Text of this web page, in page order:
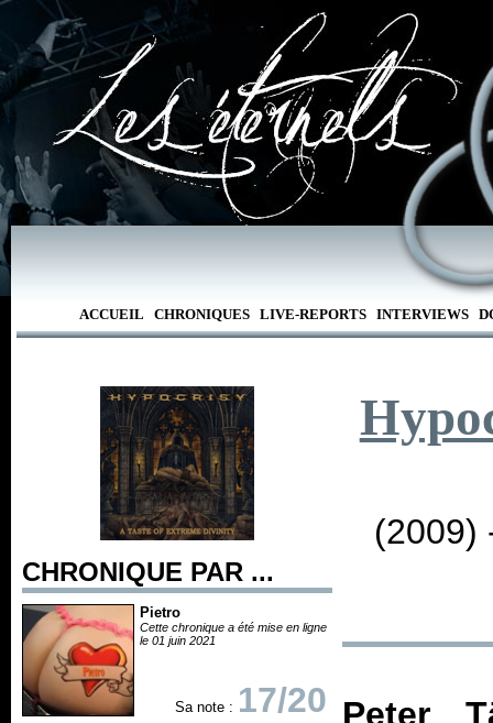
ACCUEIL CHRONIQUES LIVE-REPORTS INTERVIEWS
CHRONIQUE PAR ...
Pietro
Cette chronique a été mise en ligne
le 01 juin 2021
Sa note : 17/20 Peter